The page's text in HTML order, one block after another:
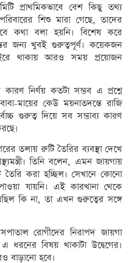
প্রাথমিকভাবে বেশ কিছু তথ্য
শিশু মারা গেছে, তাদের
কথা বলা হয়নি। বিশেষ করে
জন্য খুবই গুরুত্বপূর্ণ। কয়েকজন
থাকায় আরও সময় প্রয়োজন
নির্ণয় কতটা সম্ভব এ প্রশ্নে
মায়ের কেউ ময়নাতদন্তে রাজি
গুরুত্ব দিয়ে সব সম্ভাব্য কারণ
তলায় রুটি তৈরির ব্যবস্থা দেখে
তিনি বলেন, এমন জায়গায়
তৈরি করা হচ্ছিল। সেখানে কোনো
যায়নি। এই কারখানা থেকে
কি না, তা এখন গুরুত্বের সঙ্গে
রোগীদের নিরাপদ জায়গা
ধরনের বিষয় থাকাটা উদ্বেগের।
বাড়ানো হবে।